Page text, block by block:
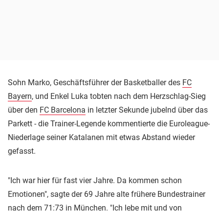
Sohn Marko, Geschäftsführer der Basketballer des FC
Bayern, und Enkel Luka tobten nach dem Herzschlag-Sieg
über den FC Barcelona in letzter Sekunde jubelnd über das
Parkett - die Trainer-Legende kommentierte die Euroleague-
Niederlage seiner Katalanen mit etwas Abstand wieder
gefasst.
"Ich war hier für fast vier Jahre. Da kommen schon
Emotionen", sagte der 69 Jahre alte frühere Bundestrainer
nach dem 71:73 in München. "Ich lebe mit und von